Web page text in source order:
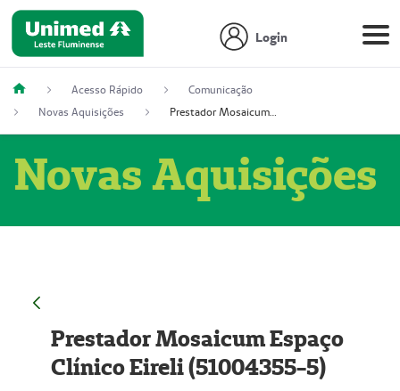
Login
Acesso Rápido
Comunicação
Novas Aquisições
Prestador Mosaicum Espaço Clínico Eireli (51004355-5)
Novas Aquisições
Prestador Mosaicum Espaço
Clínico Eireli (51004355-5)